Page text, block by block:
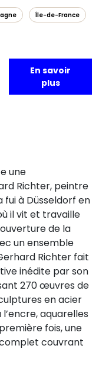
Île-de-France
En savoir
plus
une
Richter, peintre
fui à Düsseldorf en
il vit et travaille
de la
un ensemble
Richter fait
inédite par son
270 œuvres de
en acier
aquarelles
fois, une
couvrant